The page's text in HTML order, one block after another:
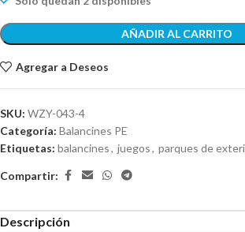
AÑADIR AL CARRITO
Agregar a Deseos
SKU: WZY-043-4
Categoría: Balancines PE
Etiquetas: balancines, juegos, parques de
Compartir:
Descripción